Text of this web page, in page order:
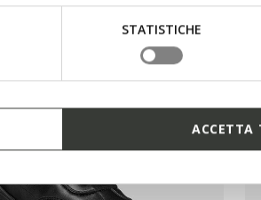
STATISTICHE
ACCETTA